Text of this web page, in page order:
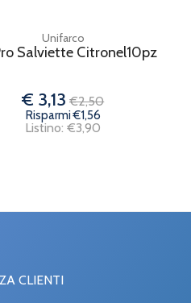
Unifarco
Salviette Citronel10pz
€ 3,13 €2,50
Risparmi €1,56
Listino: €3,90
CLIENTI